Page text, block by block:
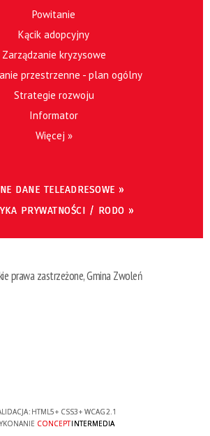
Powitanie
Kącik adopcyjny
Zarządzanie kryzysowe
przestrzenne - plan ogólny
Strategie rozwoju
Informator
Więcej »
DANE TELEADRESOWE »
PRYWATNOŚCI / RODO »
prawa zastrzeżone, Gmina Zwoleń
HTML5+ CSS3+ WCAG 2.1
CONCEPTINTERMEDIA